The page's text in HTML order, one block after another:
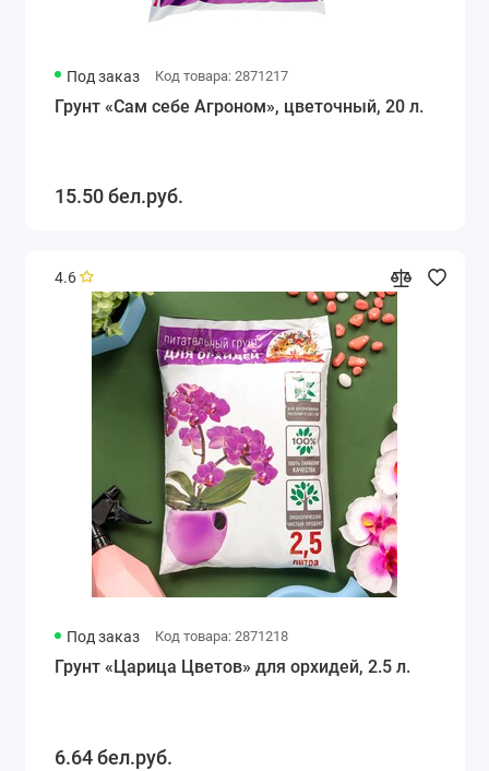
Под заказ Код товара: 2871217
Грунт «Сам себе Агроном», цветочный, 20 л.
15.50 бел.руб.
4.6
Под заказ Код товара: 2871218
Грунт «Царица Цветов» для орхидей, 2.5 л.
6.64 бел.руб.